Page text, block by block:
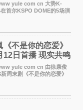
yule com cn 大势K-
首尔KSPO DOME的5场演
界巡演拉开序幕。据所属
Kids于上月25至26日、
不是你的恋爱》
12日首播 现实共鸣
com cn 由徐康俊
周末剧《不是你的恋爱》
正式定档9月12日首
与安恩眞并肩而坐，眼